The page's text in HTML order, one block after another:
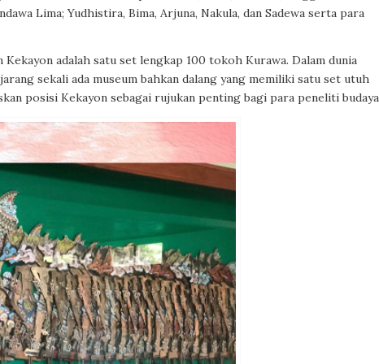
Lima; Yudhistira, Bima, Arjuna, Nakula, dan Sadewa serta para
adalah satu set lengkap 100 tokoh Kurawa. Dalam dunia
sekali ada museum bahkan dalang yang memiliki satu set utuh
posisi Kekayon sebagai rujukan penting bagi para peneliti